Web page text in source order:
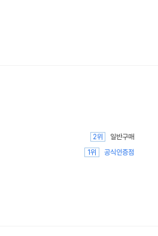
2위
일반구매
1위 공식인증점